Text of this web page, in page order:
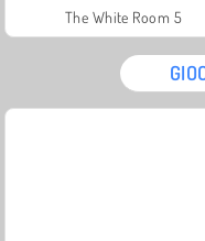
The White Room 5